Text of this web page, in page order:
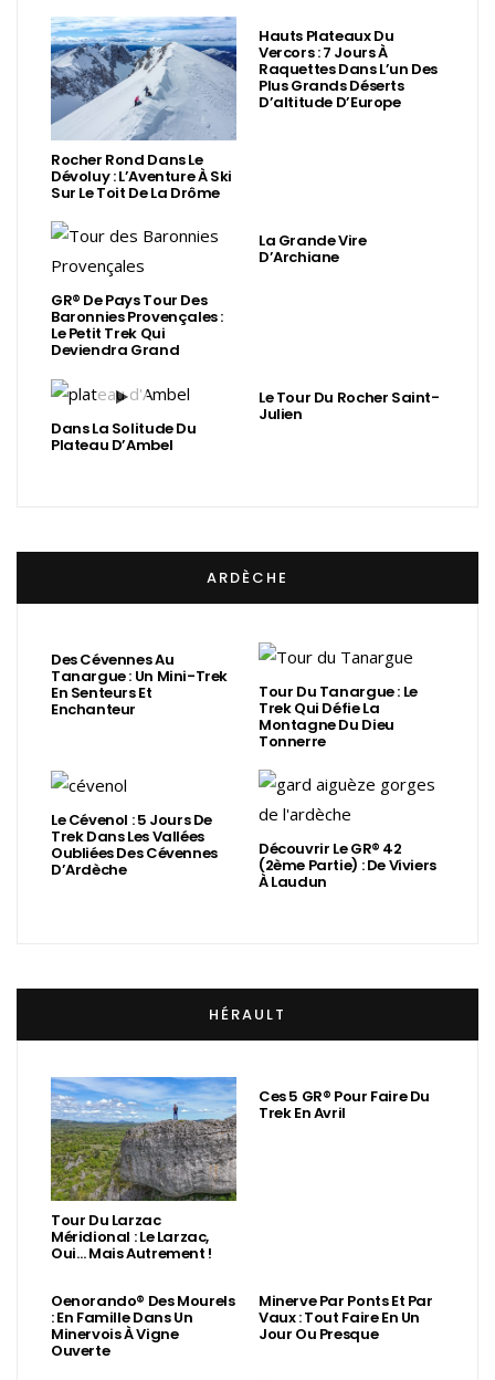
Rocher Rond Dans Le
Dévoluy : L’Aventure À Ski
Sur Le Toit De La Drôme
Hauts Plateaux Du
Vercors : 7 Jours À
Raquettes Dans L’un Des
Plus Grands Déserts
D’altitude D’Europe
GR® De Pays Tour Des
Baronnies Provençales :
Le Petit Trek Qui
Deviendra Grand
La Grande Vire
D’Archiane
Dans La Solitude Du
Plateau D’Ambel
Le Tour Du Rocher Saint-
Julien
ARDÈCHE
Des Cévennes Au
Tanargue : Un Mini-Trek
En Senteurs Et
Enchanteur
Tour Du Tanargue : Le
Trek Qui Défie La
Montagne Du Dieu
Tonnerre
Le Cévenol : 5 Jours De
Trek Dans Les Vallées
Oubliées Des Cévennes
D’Ardèche
Découvrir Le GR® 42
(2ème Partie) : De Viviers
À Laudun
HÉRAULT
Tour Du Larzac
Méridional : Le Larzac,
Oui… Mais Autrement !
Ces 5 GR® Pour Faire Du
Trek En Avril
Oenorando® Des Mourels
: En Famille Dans Un
Minervois À Vigne
Ouverte
Minerve Par Ponts Et Par
Vaux : Tout Faire En Un
Jour Ou Presque